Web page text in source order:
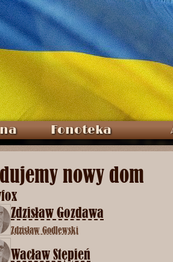
Fonoteka
nowy dom
Zdzisław Gozdawa
Zdzisław Godlewski
Wacław Stępień